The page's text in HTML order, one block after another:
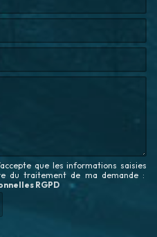
que les informations saisies
du traitement de ma demande :
RGPD